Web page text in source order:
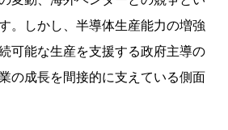
。しかし、半導体生産能力の増強
可能な生産を支援する政府主導の
の成長を間接的に支えている側面